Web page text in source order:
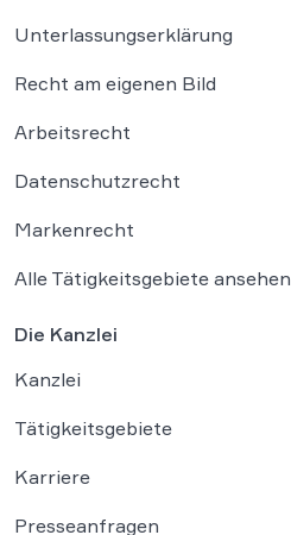
Unterlassungserklärung
Recht am eigenen Bild
Arbeitsrecht
Datenschutzrecht
Markenrecht
Alle Tätigkeitsgebiete ansehen
Die Kanzlei
Kanzlei
Tätigkeitsgebiete
Karriere
Presseanfragen